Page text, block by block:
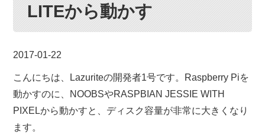
LITEから動かす
2017-01-22
こんにちは、Lazuriteの開発者1号です。Raspberry Piを
動かすのに、NOOBSやRASPBIAN JESSIE WITH
PIXELから動かすと、ディスク容量が非常に大きくなり
ます。